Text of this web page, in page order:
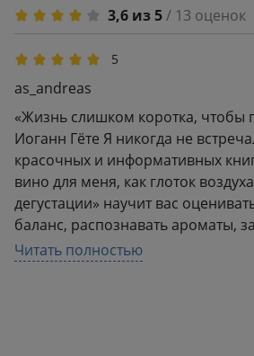
ничего не пропустить. Также в
большое внимание уделяется
собственно пить: даётся краткое
3,6 из 5/ 13 оценок
5
as_andreas
«Жизнь слишком коротка, чтобы
Иоганн Гёте Я никогда не
красочных и информативных
вино для меня, как глоток
дегустации» научит вас
баланс, распознавать ароматы,
и определять виды вина.Из книги
полезной информации, а самое
Читать полностью